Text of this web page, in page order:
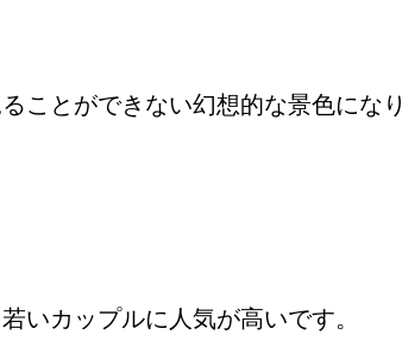
ことができない幻想的な景色になり
いカップルに人気が高いです。